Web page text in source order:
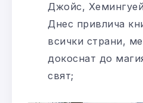
Джойс,
Днес привлича
всички страни,
докоснат до
свят;